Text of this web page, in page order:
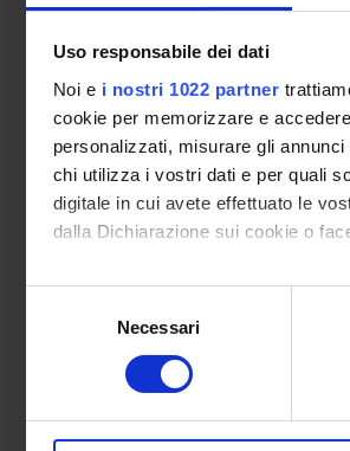
Uso responsabile dei dati
Noi e i nostri 1022 partner
cookie per memorizzare e
personalizzati, misurare gli
chi utilizza i vostri dati e per quali
digitale in cui avete effettuato le
dalla Dichiarazione sui cookie o
Con il tuo consenso, vorremmo
raccogliere informazioni
digitali).
modificare o ritirare il tuo
Necessari
MIUR
Anne Kruijt